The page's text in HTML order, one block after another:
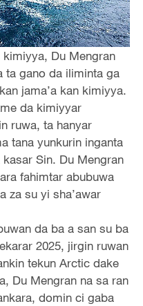
Du Mengran
ta gano da iliminta ga
jama’a kan kimiyya.
da kimiyyar
ruwa, ta hanyar
tana yunkurin inganta
Sin. Du Mengran
fahimtar abubuwa
za su yi sha’awar
da ba a san su ba
2025, jirgin ruwan
tekun Arctic dake
Du Mengran na sa ran
domin ci gaba